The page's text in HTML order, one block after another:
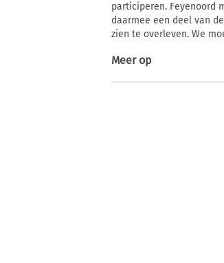
participeren. Feyenoord
daarmee een deel van
zien te overleven. We
Meer op